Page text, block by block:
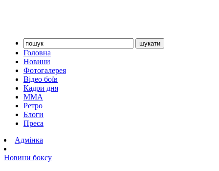
Головна
Новини
Фотогалерея
Відео боїв
Кадри дня
ММА
Ретро
Блоги
Преса
Адмінка
Новини боксу